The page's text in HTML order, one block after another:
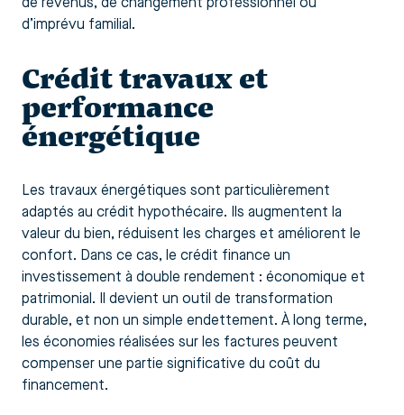
de revenus, de changement professionnel ou
d’imprévu familial.
Crédit travaux et
performance
énergétique
Les travaux énergétiques sont particulièrement
adaptés au crédit hypothécaire. Ils augmentent la
valeur du bien, réduisent les charges et améliorent le
confort. Dans ce cas, le crédit finance un
investissement à double rendement : économique et
patrimonial. Il devient un outil de transformation
durable, et non un simple endettement. À long terme,
les économies réalisées sur les factures peuvent
compenser une partie significative du coût du
financement.